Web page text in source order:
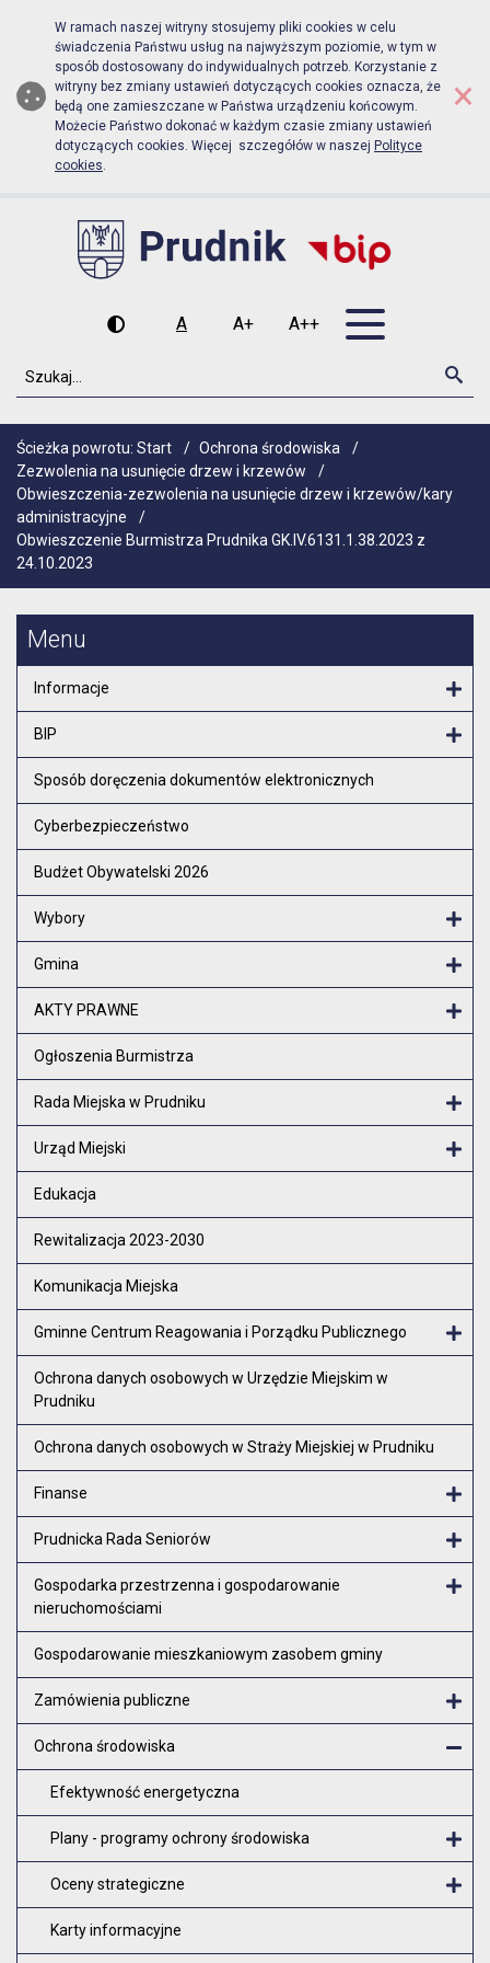
Biuletyn Informacji Publicznej
Przejdź do menu głównego
Przejdź do głównej zawartości
W ramach naszej witryny stosujemy pliki cookies w celu
świadczenia Państwu usług na najwyższym poziomie, w tym w
sposób dostosowany do indywidualnych potrzeb. Korzystanie z
witryny bez zmiany ustawień dotyczących cookies oznacza, że
będą one zamieszczane w Państwa urządzeniu końcowym.
Możecie Państwo dokonać w każdym czasie zmiany ustawień
dotyczących cookies. Więcej szczegółów w naszej Polityce
cookies.
×
Wysoki kontrast
A
Czcionka domyślna
A+
Czcionka średnia
A++
Czcionka duża
Szukaj
Ścieżka powrotu: Start / Ochrona środowiska
/
Zezwolenia na usunięcie drzew i krzewów
/
Obwieszczenia-zezwolenia na usunięcie drzew i krzewów/kary
administracyjne
/
Obwieszczenie Burmistrza Prudnika GK.IV.6131.1.38.2023 z
24.10.2023
Menu
Informacje
BIP
Sposób doręczenia dokumentów elektronicznych
Cyberbezpieczeństwo
Budżet Obywatelski 2026
Wybory
Gmina
AKTY PRAWNE
Ogłoszenia Burmistrza
Rada Miejska w Prudniku
Urząd Miejski
Edukacja
Rewitalizacja 2023-2030
Komunikacja Miejska
Gminne Centrum Reagowania i Porządku Publicznego
Ochrona danych osobowych w Urzędzie Miejskim w
Prudniku
Ochrona danych osobowych w Straży Miejskiej w Prudniku
Finanse
Prudnicka Rada Seniorów
Gospodarka przestrzenna i gospodarowanie
nieruchomościami
Gospodarowanie mieszkaniowym zasobem gminy
Zamówienia publiczne
Ochrona środowiska
Efektywność energetyczna
Plany - programy ochrony środowiska
Oceny strategiczne
Karty informacyjne